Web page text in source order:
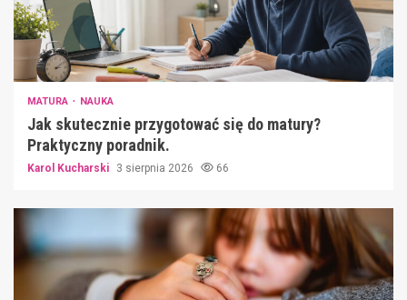
MATURA NAUKA
Jak skutecznie przygotować się do matury?
Praktyczny poradnik.
Karol Kucharski 3 sierpnia 2026 66